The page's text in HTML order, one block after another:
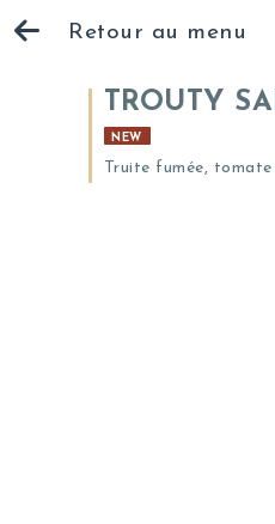
Retour au menu
TROUTY
NEW
Truite fumée,